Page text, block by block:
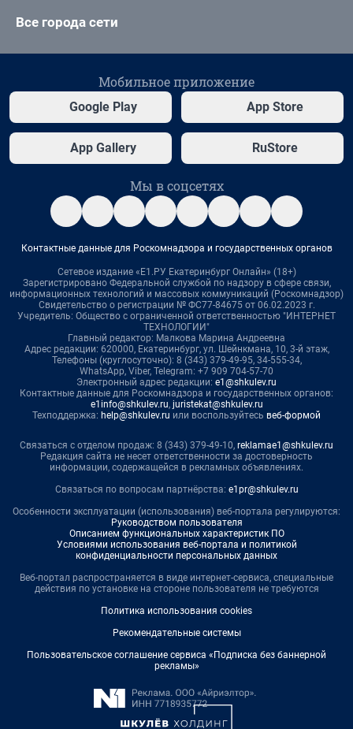
Все города сети
Мобильное приложение
Google Play App Store
App Gallery RuStore
Мы в соцсетях
Контактные данные для Роскомнадзора и государственных органов
Сетевое издание «Е1.РУ Екатеринбург Онлайн» (18+)
Зарегистрировано Федеральной службой по надзору в сфере связи,
информационных технологий и массовых коммуникаций (Роскомнадзор)
Свидетельство о регистрации № ФС77-84675 от 06.02.2023 г.
Учредитель: Общество с ограниченной ответственностью "ИНТЕРНЕТ
ТЕХНОЛОГИИ"
Главный редактор: Малкова Марина Андреевна
Адрес редакции: 620000, Екатеринбург, ул. Шейнкмана, 10, 3-й этаж,
Телефоны (круглосуточно): 8 (343) 379-49-95, 34-555-34,
WhatsApp, Viber, Telegram: +7 909 704-57-70
Электронный адрес редакции: e1@shkulev.ru
Контактные данные для Роскомнадзора и государственных органов:
e1info@shkulev.ru, juristekat@shkulev.ru
Техподдержка: help@shkulev.ru или воспользуйтесь веб-формой
Связаться с отделом продаж: 8 (343) 379-49-10, reklamae1@shkulev.ru
Редакция сайта не несет ответственности за достоверность
информации, содержащейся в рекламных объявлениях.
Связаться по вопросам партнёрства: e1pr@shkulev.ru
Особенности эксплуатации (использования) веб-портала регулируются:
Руководством пользователя
Описанием функциональных характеристик ПО
Условиями использования веб-портала и политикой
конфиденциальности персональных данных
Веб-портал распространяется в виде интернет-сервиса, специальные
действия по установке на стороне пользователя не требуются
Политика использования cookies
Рекомендательные системы
Пользовательское соглашение сервиса «Подписка без баннерной
рекламы»